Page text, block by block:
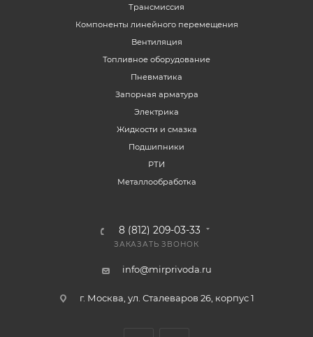
Трансмиссия
Компоненты линейного перемещения
Вентиляция
Топливное оборудование
Пневматика
Запорная арматура
Электрика
Жидкости и смазка
Подшипники
РТИ
Металлообработка
8 (812) 209-03-33
ЗАКАЗАТЬ ЗВОНОК
info@mirprivoda.ru
г. Москва, ул. Сталеваров 26, корпус 1